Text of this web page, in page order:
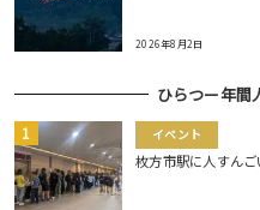
2026年8月2日
ひらつー年間
イベント
枚方市駅に人すんご